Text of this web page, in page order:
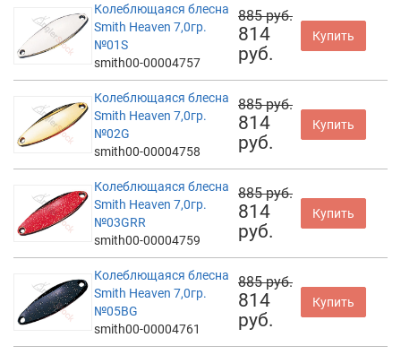
Колеблющаяся блесна
Smith Heaven 7,0гр.
№01S
smith00-00004757
885 руб.
814
руб.
Купить
Колеблющаяся блесна
Smith Heaven 7,0гр.
№02G
smith00-00004758
885 руб.
814
руб.
Купить
Колеблющаяся блесна
Smith Heaven 7,0гр.
№03GRR
smith00-00004759
885 руб.
814
руб.
Купить
Колеблющаяся блесна
Smith Heaven 7,0гр.
№05BG
smith00-00004761
885 руб.
814
руб.
Купить